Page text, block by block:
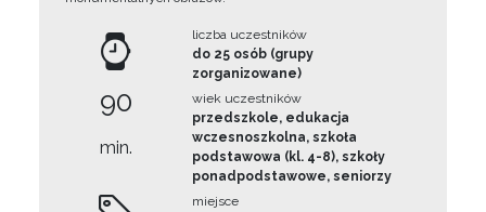
90
min.
liczba uczestników
do 25 osób (grupy
zorganizowane)
wiek uczestników
przedszkole, edukacja
wczesnoszkolna, szkoła
podstawowa (kl. 4-8), szkoły
ponadpodstawowe, seniorzy
miejsce